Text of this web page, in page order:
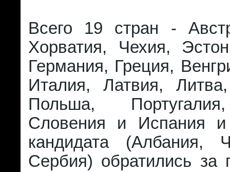
Всего 19 стран -
Хорватия, Чехия,
Германия, Греция,
Италия, Латвия,
Польша,
Словения и Испания
кандидата (Албания,
Сербия) обратились